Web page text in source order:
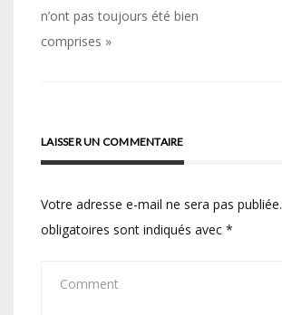
l’article
n’ont pas toujours été bien
comprises »
LAISSER UN COMMENTAIRE
Votre adresse e-mail ne sera pas publiée.
obligatoires sont indiqués avec *